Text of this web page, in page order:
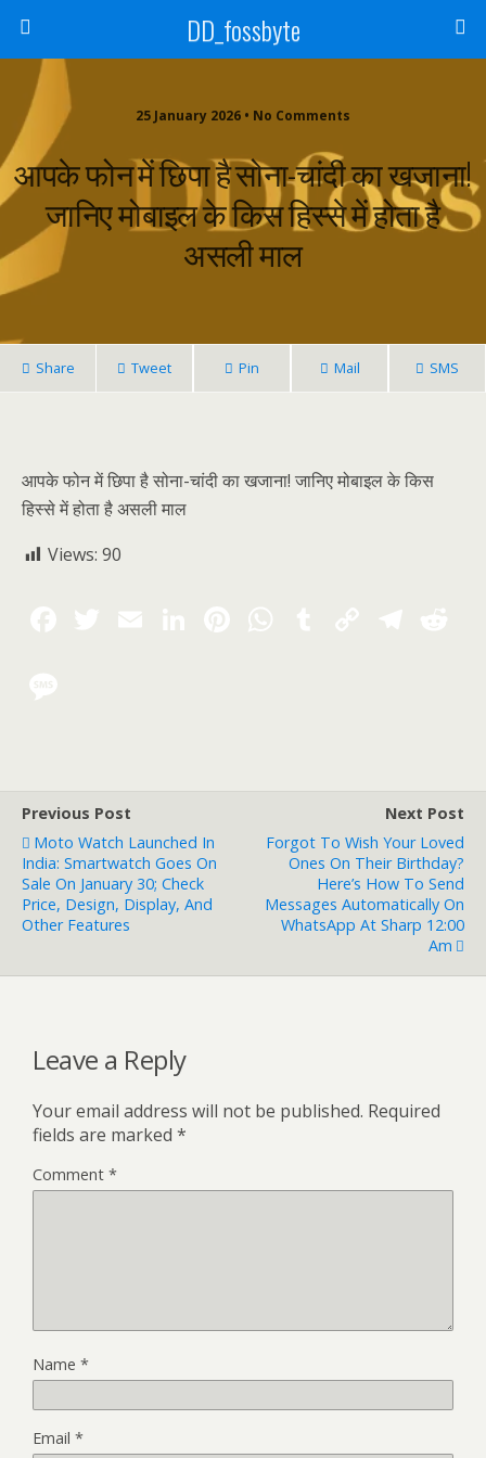
DD_fossbyte
25 January 2026 • No Comments
आपके फोन में छिपा है सोना-चांदी का खजाना!
जानिए मोबाइल के किस हिस्से में होता है
असली माल
Share Tweet Pin Mail SMS
आपके फोन में छिपा है सोना-चांदी का खजाना! जानिए मोबाइल के किस
हिस्से में होता है असली माल
Views: 90
Previous Post
Moto Watch Launched In
India: Smartwatch Goes On
Sale On January 30; Check
Price, Design, Display, And
Other Features
Next Post
Forgot To Wish Your Loved
Ones On Their Birthday?
Here’s How To Send
Messages Automatically On
WhatsApp At Sharp 12:00
Am
Leave a Reply
Your email address will not be published. Required
fields are marked *
Comment *
Name *
Email *